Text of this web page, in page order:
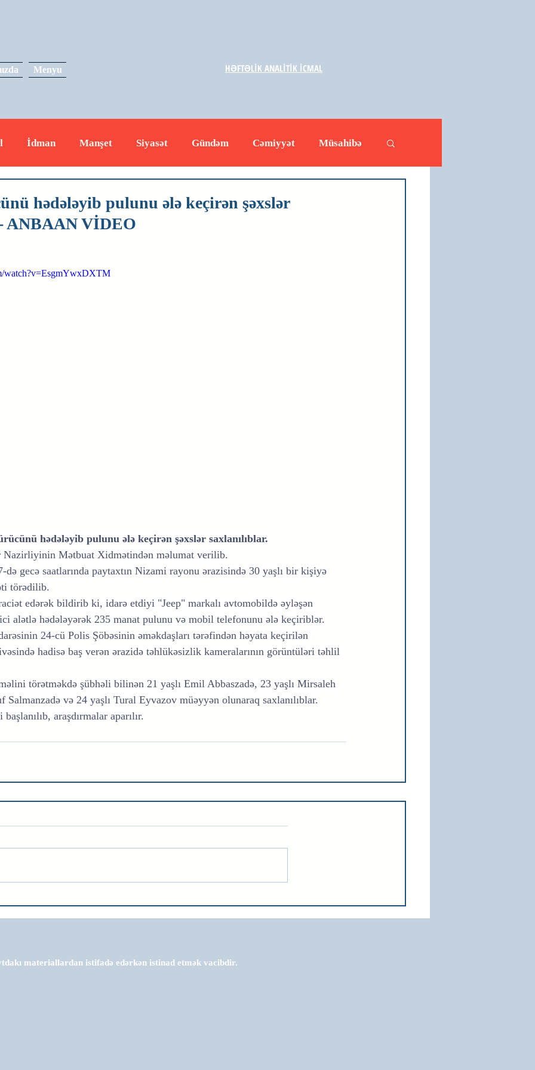
Menyu
İdman Manşet Siyasət Gündəm Cəmiyyət Müsahibə
hədələyib pulunu ələ keçirən şəxslər
ANBAAN VİDEO
watch?v=EsgmYwxDXTM
hədələyib pulunu ələ keçirən şəxslər saxlanılıblar.
Nazirliyinin Mətbuat Xidmətindən məlumat verilib.
gecə saatlarında paytaxtın Nizami rayonu ərazisində 30 yaşlı bir kişiyə
törədilib.
edərək bildirib ki, idarə etdiyi "Jeep" markalı avtomobildə əyləşən
alətlə hədələyərək 235 manat pulunu və mobil telefonunu ələ keçiriblər.
24-cü Polis Şöbəsinin əməkdaşları tərəfindən həyata keçirilən
hadisə baş verən ərazidə təhlükəsizlik kameralarının görüntüləri təhlil
törətməkdə şübhəli bilinən 21 yaşlı Emil Abbaszadə, 23 yaşlı Mirsaleh
Salmanzadə və 24 yaşlı Tural Eyvazov müəyyən olunaraq saxlanılıblar.
araşdırmalar aparılır.
HƏFTƏLİK ANALİTİK İCMAL
materiallardan istifadə edərkən istinad etmək vacibdir.